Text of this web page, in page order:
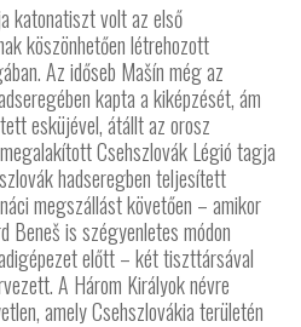
katonatiszt volt az első
köszönhetően létrehozott
Az időseb Mašín még az
kapta a kiképzését, ám
esküjével, átállt az orosz
Csehszlovák Légió tagja
hadseregben teljesített
megszállást követően – amikor
Beneš is szégyenletes módon
előtt – két tiszttársával
A Három Királyok névre
amely Csehszlovákia területén